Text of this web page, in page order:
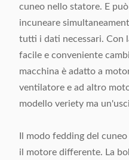
cuneo nello statore. E
incuneare
tutti i dati necessari. Con
facile e conveniente
macchina è adatto a
ventilatore e ad altro
modello veriety ma
Il modo fedding del
il motore differente. La